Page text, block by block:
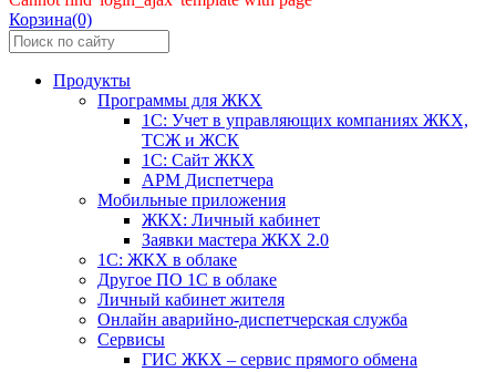
Корзина(0)
Продукты
Программы для ЖКХ
1С: Учет в управляющих компаниях ЖКХ,
ТСЖ и ЖСК
1С: Сайт ЖКХ
АРМ Диспетчера
Мобильные приложения
ЖКХ: Личный кабинет
Заявки мастера ЖКХ 2.0
1С: ЖКХ в облаке
Другое ПО 1С в облаке
Личный кабинет жителя
Онлайн аварийно-диспетчерская служба
Сервисы
ГИС ЖКХ – сервис прямого обмена